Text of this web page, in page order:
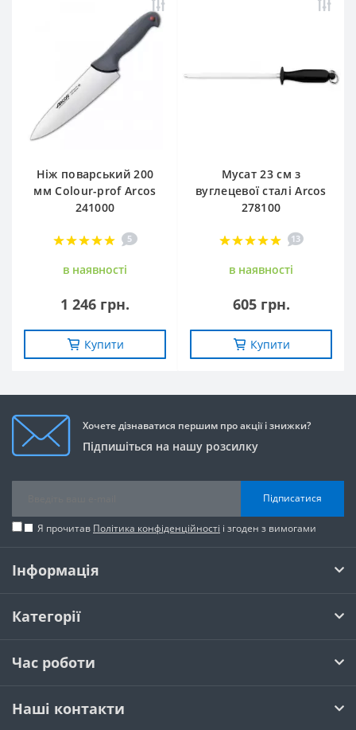
Ніж поварський 200
мм Сolour-prof Arcos
241000
5
в наявностi
1 246 грн.
Купити
Мусат 23 см з
вуглецевої сталі Arcos
278100
13
в наявностi
605 грн.
Купити
Хочете дізнаватися першим про акції і знижки?
Підпишіться на нашу розсилку
Підписатися
Я прочитав Політика конфіденційності і згоден з вимогами
Інформація
Категорії
Час роботи
Наші контакти